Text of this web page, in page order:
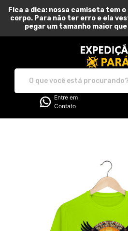
Fica a dica: nossa camiseta tem
corpo. Para não ter erro e ela
pegar um tamanho maior
Entre em
Contato